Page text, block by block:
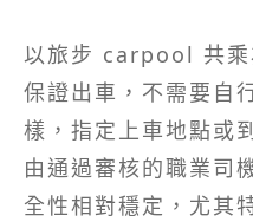
以旅步 carpool 共乘
保證出車，不需要自
樣，指定上車地點或
由通過審核的職業司
全性相對穩定，尤其